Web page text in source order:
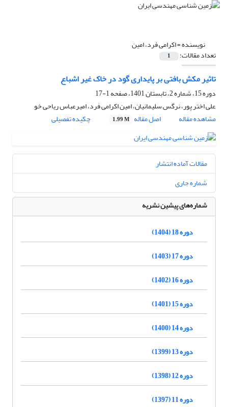
نویسنده =اکرامی فرد، امین
تعداد مقالات: 1
تاثیر مکش بافتی بر پایداری گود در خاک غیر اشباع
دوره 15، شماره 2، تابستان 1401، صفحه
1-17
علی اختر پور، نرگس سلیمانیان، امین اکرامی فرد، امیرعباس ریاحی خو
مشاهده مقاله
اصل مقاله 1.99 M چکیده تفصیلی
مقالات آماده انتشار
شماره جاری
شماره‌های پیشین نشریه
دوره 18 (1404)
دوره 17 (1403)
دوره 16 (1402)
دوره 15 (1401)
دوره 14 (1400)
دوره 13 (1399)
دوره 12 (1398)
دوره 11 (1397)